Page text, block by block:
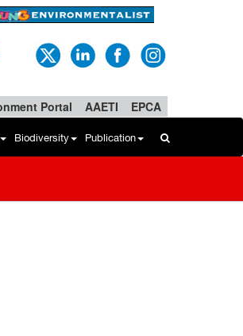
Portal AAETI EPCA
Biodiversity Publication